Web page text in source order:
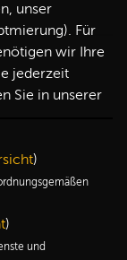
unser
Für
wir Ihre
jederzeit
Sie in unserer
)
)
und